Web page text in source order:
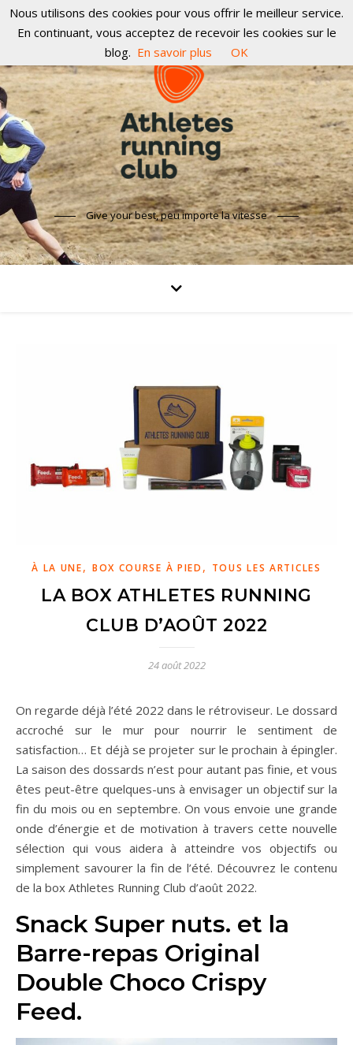
Give your best, peu importe la vitesse
À LA UNE, BOX COURSE À PIED , TOUS LES ARTICLES
LA BOX ATHLETES RUNNING
CLUB D’AOÛT 2022
24 août 2022
On regarde déjà l’été 2022 dans le rétroviseur. Le dossard
accroché sur le mur pour nourrir le sentiment de
satisfaction… Et déjà se projeter sur le prochain à épingler.
La saison des dossards n’est pour autant pas finie, et vous
êtes peut-être quelques-uns à envisager un objectif sur la
fin du mois ou en septembre. On vous envoie une grande
onde d’énergie et de motivation à travers cette nouvelle
sélection qui vous aidera à atteindre vos objectifs ou
simplement savourer la fin de l’été. Découvrez le contenu
de la box Athletes Running Club d’août 2022.
Snack Super nuts. et la
Barre-repas Original
Double Choco Crispy
Feed.
Nous utilisons des cookies pour vous offrir le meilleur service.
En continuant, vous acceptez de recevoir les cookies sur le
blog. En savoir plus OK